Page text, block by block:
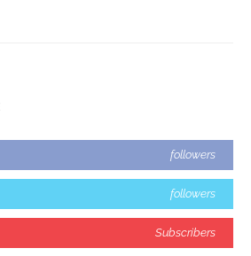
followers
followers
Subscribers